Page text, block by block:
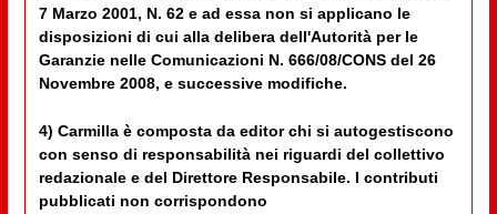
7 Marzo 2001, N. 62 e ad essa non si applicano le
disposizioni di cui alla delibera dell'Autorità per le
Garanzie nelle Comunicazioni N. 666/08/CONS del 26
Novembre 2008, e successive modifiche.
4) Carmilla è composta da editor chi si autogestiscono
con senso di responsabilità nei riguardi del collettivo
redazionale e del Direttore Responsabile. I contributi
pubblicati non corrispondono